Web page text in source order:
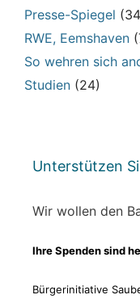
Presse-Spiegel
RWE, Eemshaven
So wehren sich
Studien (24)
Unterstützen
Wir wollen den
Ihre Spenden sind
Bürgerinitiative